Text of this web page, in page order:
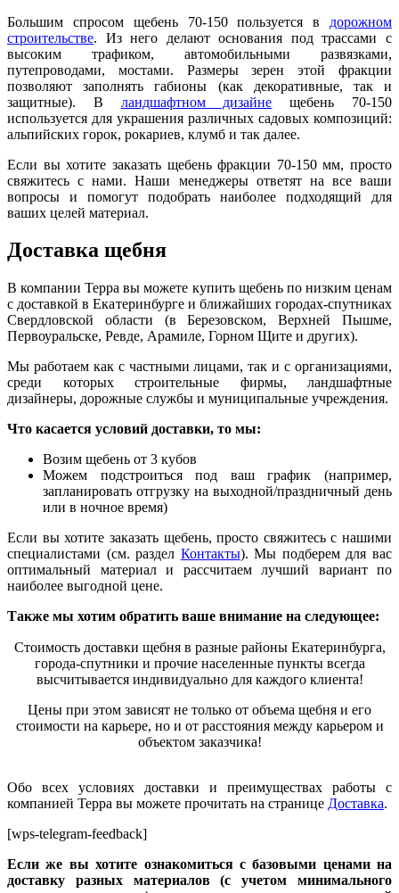
Большим спросом щебень 70-150 пользуется в дорожном
строительстве. Из него делают основания под трассами с
высоким трафиком, автомобильными развязками,
путепроводами, мостами. Размеры зерен этой фракции
позволяют заполнять габионы (как декоративные, так и
защитные). В ландшафтном дизайне щебень 70-150
используется для украшения различных садовых композиций:
альпийских горок, рокариев, клумб и так далее.
Если вы хотите заказать щебень фракции 70-150 мм, просто
свяжитесь с нами. Наши менеджеры ответят на все ваши
вопросы и помогут подобрать наиболее подходящий для
ваших целей материал.
Доставка щебня
В компании Терра вы можете купить щебень по низким ценам
с доставкой в Екатеринбурге и ближайших городах-спутниках
Свердловской области (в Березовском, Верхней Пышме,
Первоуральске, Ревде, Арамиле, Горном Щите и других).
Мы работаем как с частными лицами, так и с организациями,
среди которых строительные фирмы, ландшафтные
дизайнеры, дорожные службы и муниципальные учреждения.
Что касается условий доставки, то мы:
Возим щебень от 3 кубов
Можем подстроиться под ваш график (например,
запланировать отгрузку на выходной/праздничный день
или в ночное время)
Если вы хотите заказать щебень, просто свяжитесь с нашими
специалистами (см. раздел Контакты). Мы подберем для вас
оптимальный материал и рассчитаем лучший вариант по
наиболее выгодной цене.
Также мы хотим обратить ваше внимание на следующее:
Стоимость доставки щебня в разные районы Екатеринбурга,
города-спутники и прочие населенные пункты всегда
высчитывается индивидуально для каждого клиента!
Цены при этом зависят не только от объема щебня и его
стоимости на карьере, но и от расстояния между карьером и
объектом заказчика!
Обо всех условиях доставки и преимуществах работы с
компанией Терра вы можете прочитать на странице Доставка.
[wps-telegram-feedback]
Если же вы хотите ознакомиться с базовыми ценами на
доставку разных материалов (с учетом минимального